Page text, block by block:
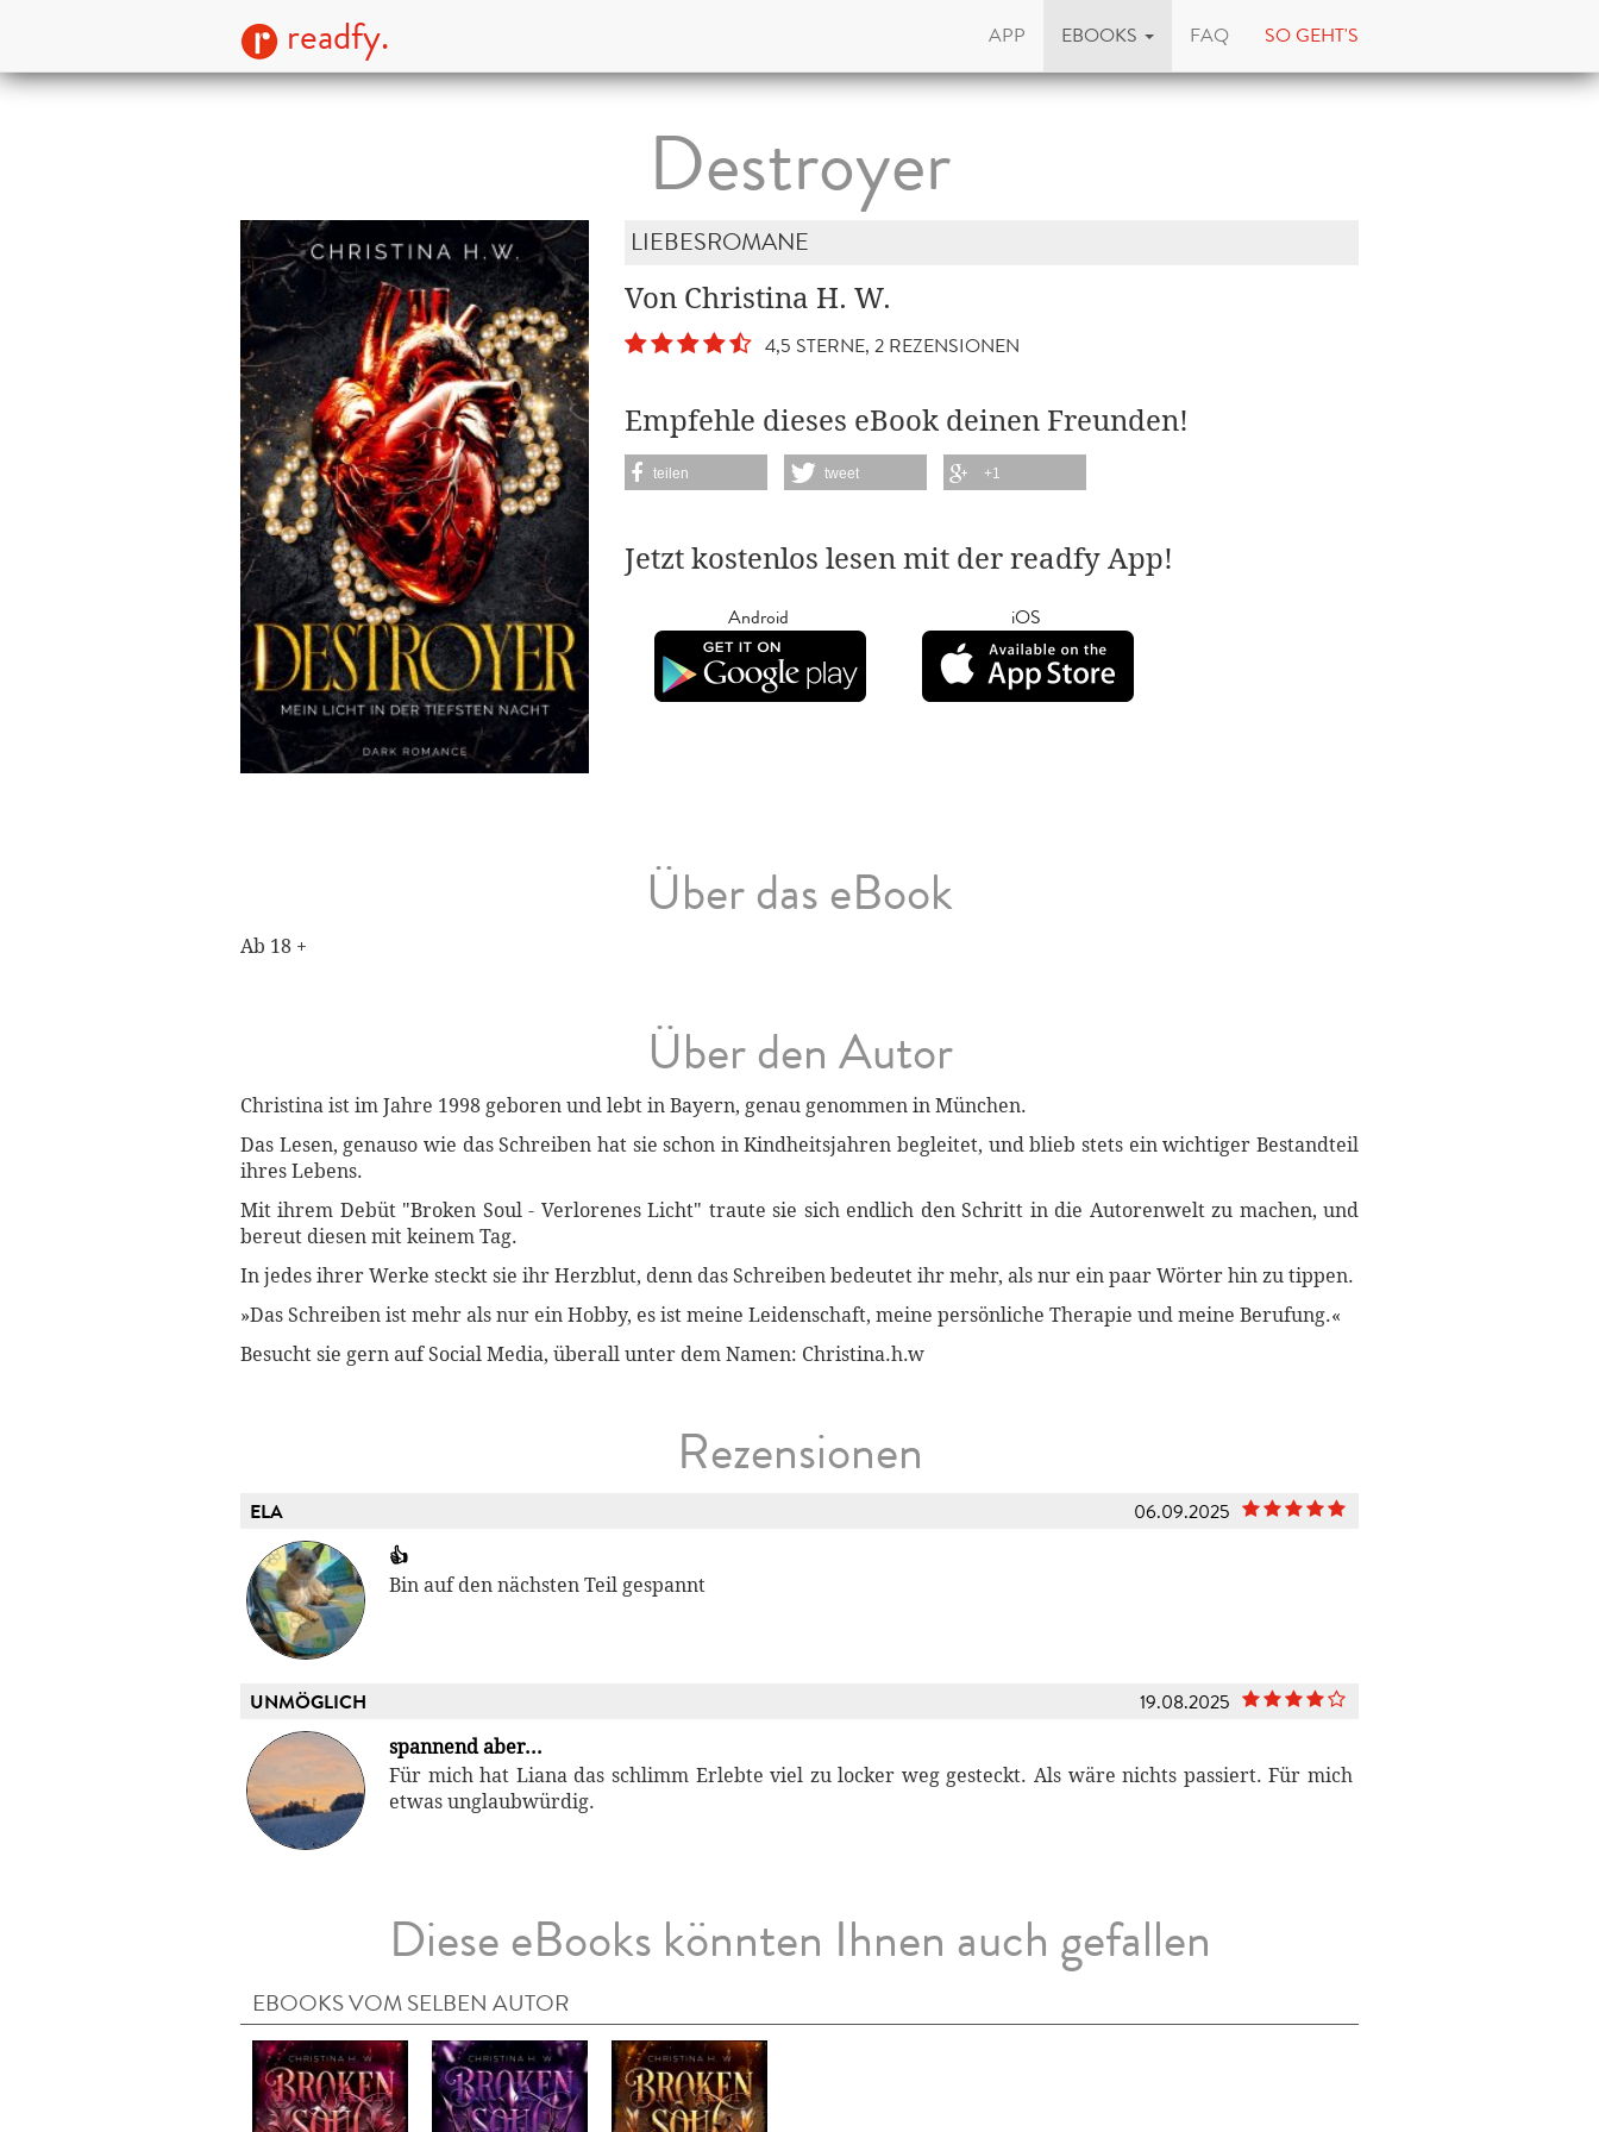
readfy. APP EBOOKS FAQ SO GEHT'S
Destroyer
LIEBESROMANE
Von Christina H. W.
4,5 STERNE, 2 REZENSIONEN
Empfehle dieses eBook deinen Freunden!
teilen tweet +1
Jetzt kostenlos lesen mit der readfy App!
Android iOS
Über das eBook
Ab 18 +
Über den Autor
Christina ist im Jahre 1998 geboren und lebt in Bayern, genau genommen in München.
Das Lesen, genauso wie das Schreiben hat sie schon in Kindheitsjahren begleitet, und blieb stets ein wichtiger Bestandteil
ihres Lebens.
Mit ihrem Debüt "Broken Soul - Verlorenes Licht" traute sie sich endlich den Schritt in die Autorenwelt zu machen, und
bereut diesen mit keinem Tag.
In jedes ihrer Werke steckt sie ihr Herzblut, denn das Schreiben bedeutet ihr mehr, als nur ein paar Wörter hin zu tippen.
»Das Schreiben ist mehr als nur ein Hobby, es ist meine Leidenschaft, meine persönliche Therapie und meine Berufung.«
Besucht sie gern auf Social Media, überall unter dem Namen: Christina.h.w
Rezensionen
ELA 06.09.2025
👍
Bin auf den nächsten Teil gespannt
UNMÖGLICH 19.08.2025
spannend aber...
Für mich hat Liana das schlimm Erlebte viel zu locker weg gesteckt. Als wäre nichts passiert. Für mich
etwas unglaubwürdig.
Diese eBooks könnten Ihnen auch gefallen
EBOOKS VOM SELBEN AUTOR